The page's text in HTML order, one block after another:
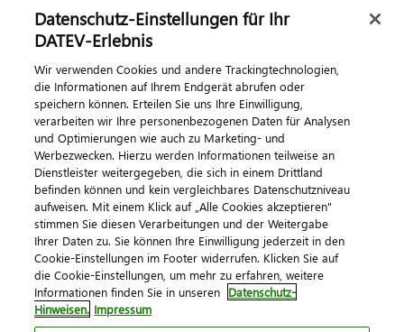
Kontaktieren Sie uns
© 2026 DATEV eG
ImpressumDatenschutzAGB Kontakt
Cookie-Einstellungen
Datenschutz-Einstellungen für Ihr
DATEV-Erlebnis
Wir verwenden Cookies und andere Trackingtechnologien,
die Informationen auf Ihrem Endgerät abrufen oder
speichern können. Erteilen Sie uns Ihre Einwilligung,
verarbeiten wir Ihre personenbezogenen Daten für Analysen
und Optimierungen wie auch zu Marketing- und
Werbezwecken. Hierzu werden Informationen teilweise an
Dienstleister weitergegeben, die sich in einem Drittland
befinden können und kein vergleichbares Datenschutzniveau
aufweisen. Mit einem Klick auf „Alle Cookies akzeptieren"
stimmen Sie diesen Verarbeitungen und der Weitergabe
Ihrer Daten zu. Sie können Ihre Einwilligung jederzeit in den
Cookie-Einstellungen im Footer widerrufen. Klicken Sie auf
die Cookie-Einstellungen, um mehr zu erfahren, weitere
Informationen finden Sie in unseren Datenschutz-
Hinweisen. Impressum